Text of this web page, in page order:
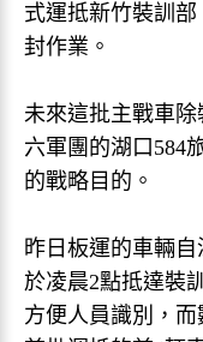
式運抵新竹裝訓
封作業。
未來這批主戰車
六軍團的湖口584
的戰略目的。
昨日板運的車輛
於凌晨2點抵達裝
方便人員識別，